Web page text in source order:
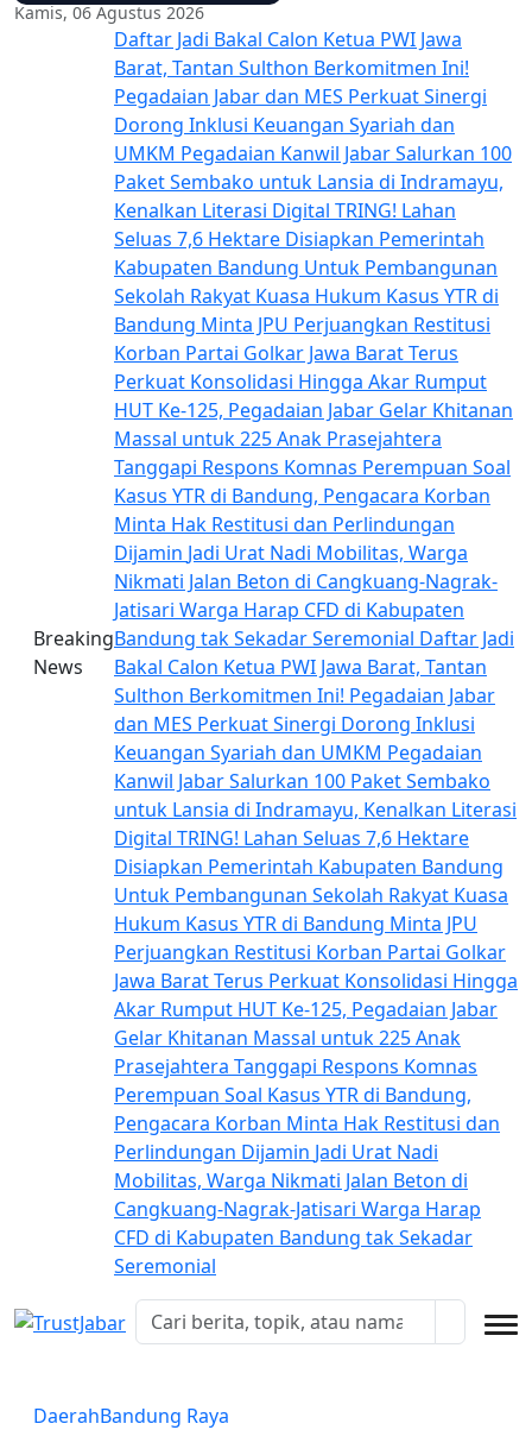
Kamis, 06 Agustus 2026
Breaking
News
Daftar Jadi Bakal Calon Ketua PWI Jawa
Barat, Tantan Sulthon Berkomitmen Ini!
Pegadaian Jabar dan MES Perkuat Sinergi
Dorong Inklusi Keuangan Syariah dan
UMKM Pegadaian Kanwil Jabar Salurkan 100
Paket Sembako untuk Lansia di Indramayu,
Kenalkan Literasi Digital TRING! Lahan
Seluas 7,6 Hektare Disiapkan Pemerintah
Kabupaten Bandung Untuk Pembangunan
Sekolah Rakyat Kuasa Hukum Kasus YTR di
Bandung Minta JPU Perjuangkan Restitusi
Korban Partai Golkar Jawa Barat Terus
Perkuat Konsolidasi Hingga Akar Rumput
HUT Ke-125, Pegadaian Jabar Gelar Khitanan
Massal untuk 225 Anak Prasejahtera
Tanggapi Respons Komnas Perempuan Soal
Kasus YTR di Bandung, Pengacara Korban
Minta Hak Restitusi dan Perlindungan
Dijamin Jadi Urat Nadi Mobilitas, Warga
Nikmati Jalan Beton di Cangkuang-Nagrak-
Jatisari Warga Harap CFD di Kabupaten
Bandung tak Sekadar Seremonial Daftar Jadi
Bakal Calon Ketua PWI Jawa Barat, Tantan
Sulthon Berkomitmen Ini! Pegadaian Jabar
dan MES Perkuat Sinergi Dorong Inklusi
Keuangan Syariah dan UMKM Pegadaian
Kanwil Jabar Salurkan 100 Paket Sembako
untuk Lansia di Indramayu, Kenalkan Literasi
Digital TRING! Lahan Seluas 7,6 Hektare
Disiapkan Pemerintah Kabupaten Bandung
Untuk Pembangunan Sekolah Rakyat Kuasa
Hukum Kasus YTR di Bandung Minta JPU
Perjuangkan Restitusi Korban Partai Golkar
Jawa Barat Terus Perkuat Konsolidasi Hingga
Akar Rumput HUT Ke-125, Pegadaian Jabar
Gelar Khitanan Massal untuk 225 Anak
Prasejahtera Tanggapi Respons Komnas
Perempuan Soal Kasus YTR di Bandung,
Pengacara Korban Minta Hak Restitusi dan
Perlindungan Dijamin Jadi Urat Nadi
Mobilitas, Warga Nikmati Jalan Beton di
Cangkuang-Nagrak-Jatisari Warga Harap
CFD di Kabupaten Bandung tak Sekadar
Seremonial
DaerahBandung Raya